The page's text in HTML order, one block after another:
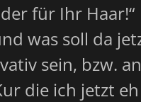
für Ihr Haar!“
was soll da
sein, bzw.
die ich jetzt